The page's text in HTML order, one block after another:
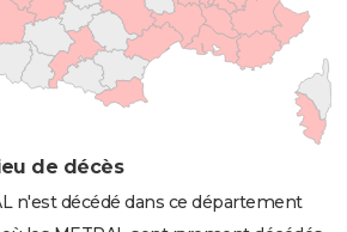
de décès
n'est décédé dans ce département